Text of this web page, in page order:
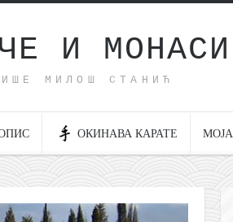
И
МИЛОШ СТАНИЋ
ОКИНАВА КАРАТЕ